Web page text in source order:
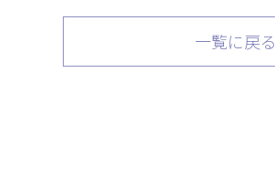
一覧に戻る